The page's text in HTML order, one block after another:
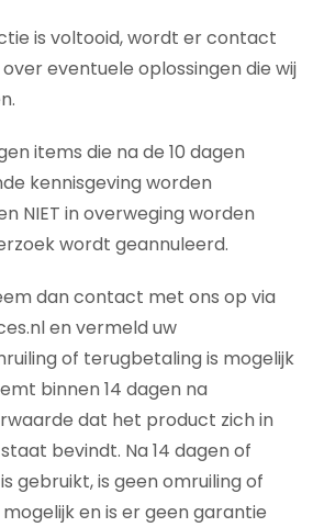
is voltooid, wordt er contact
eventuele oplossingen die wij
items die na de 10 dagen
kennisgeving worden
NIET in overweging worden
wordt geannuleerd.
dan contact met ons op via
en vermeld uw
of terugbetaling is mogelijk
binnen 14 dagen na
dat het product zich in
bevindt. Na 14 dagen of
gebruikt, is geen omruiling of
en is er geen garantie